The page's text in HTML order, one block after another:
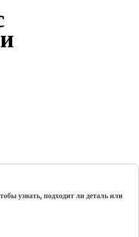
узнать, подходит ли деталь или